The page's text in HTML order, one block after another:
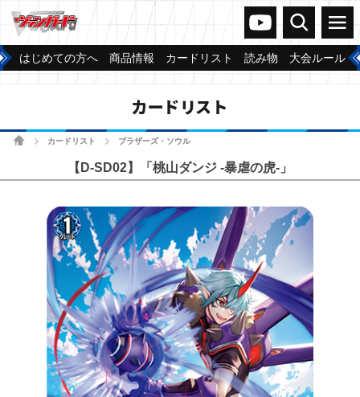
ヴァンガードch
検索 メニュー
はじめての方へ 商品情報 カードリスト 読み物 大会ルール
カードリスト
ホームカードリスト ブラザーズ・ソウル
【D-SD02】「桃山ダンジ -暴虐の虎-」